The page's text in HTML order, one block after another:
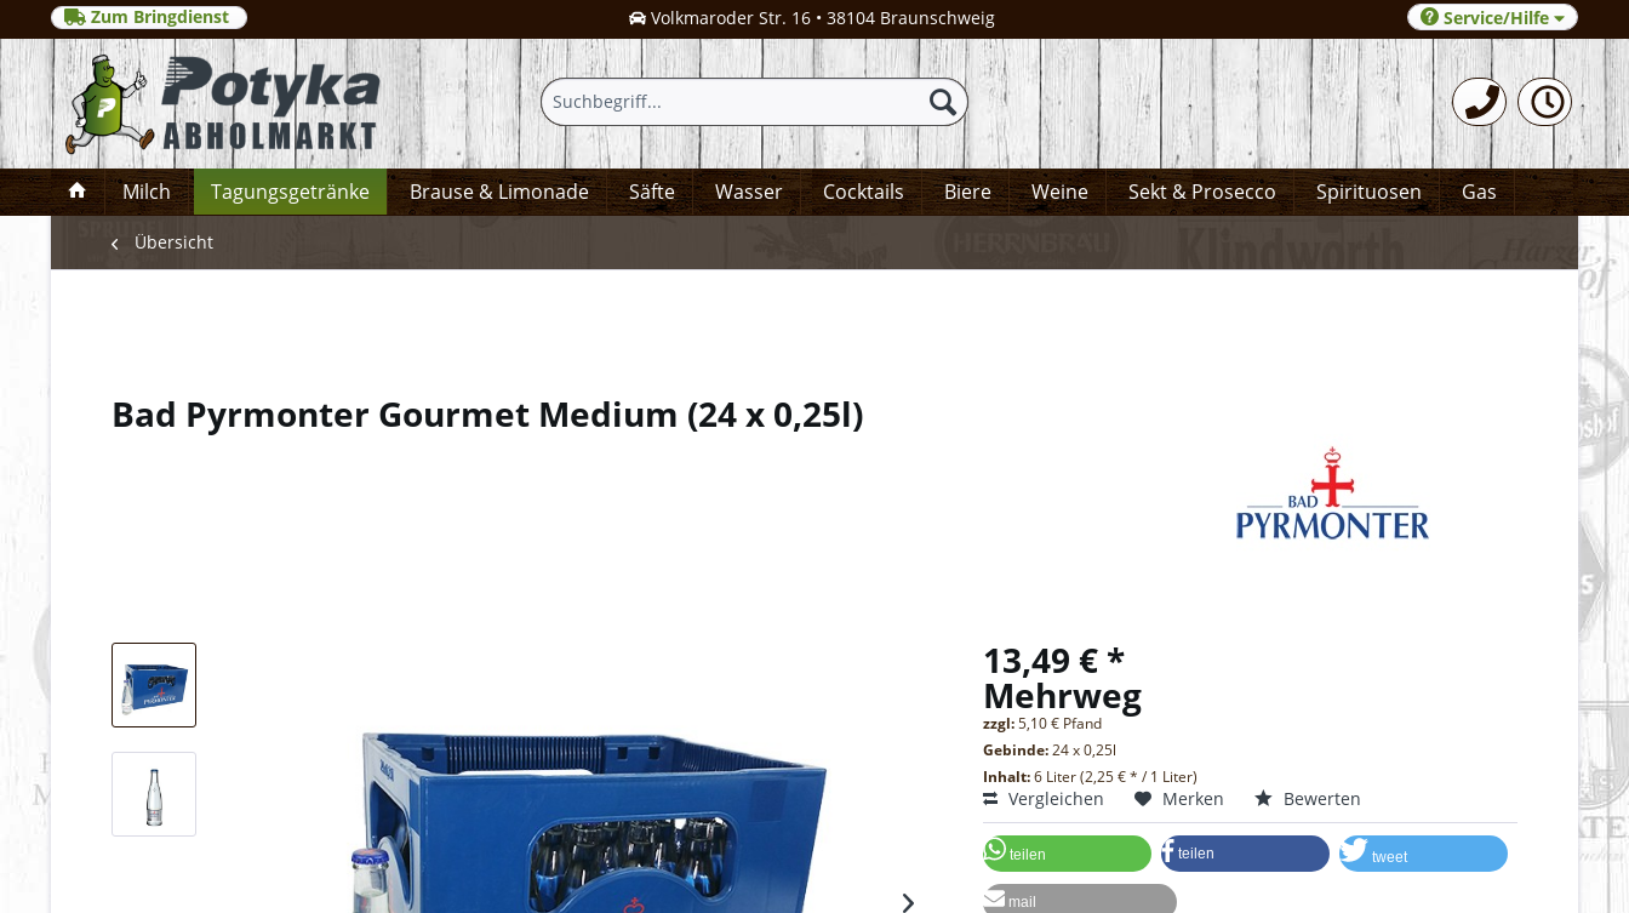
Zum Bringdienst Volkmaroder Str. 16 • 38104 Braunschweig 0531-372066
Service/Hilfe
Milch Tagungsgetränke Brause & Limonade Säfte Wasser Cocktails Biere Weine Sekt & Prosecco Spirituosen Gas
Übersicht
Bad Pyrmonter Gourmet Medium (24 x 0,25l)
13,49 € *
Mehrweg
zzgl:5,10 € Pfand
Gebinde:24 x 0,25l
Inhalt:6 Liter (2,25 € * / 1 Liter)
Vergleichen Merken Bewerten
teilen teilen tweet
mail